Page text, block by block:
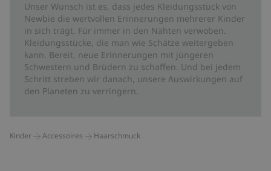
Unser Wunsch ist es, dass jedes Kleidungsstück von
Newbie die wertvollen Erinnerungen mehrerer Kinder
in sich trägt. Für immer in den Nähten verwoben.
Kleidungsstücke, die man wie Schätze weitergeben
kann. Bereit, neue Erinnerungen mit jüngeren
Schwestern und Brüdern zu schaffen. Und bei jedem
Schritt streben wir danach, unsere Auswirkungen auf
den Planeten zu verringern.
Kinder Accessoires Haarschmuck